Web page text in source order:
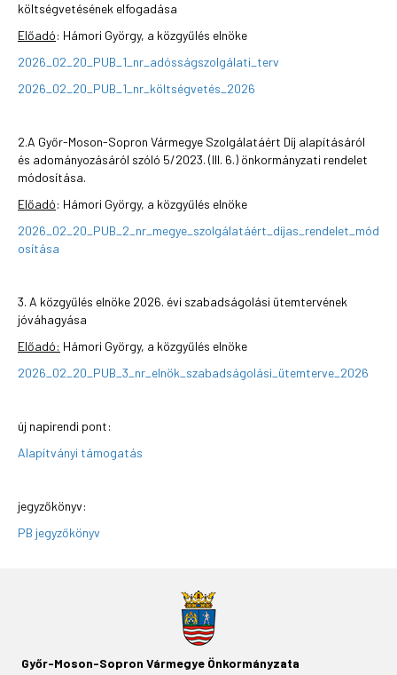
költségvetésének elfogadása
Előadó: Hámori György, a közgyűlés elnöke
2026_02_20_PUB_1_nr_adósságszolgálati_terv
2026_02_20_PUB_1_nr_költségvetés_2026
2.A Győr-Moson-Sopron Vármegye Szolgálatáért Díj alapításáról
és adományozásáról szóló 5/2023. (III. 6.) önkormányzati rendelet
módosítása.
Előadó: Hámori György, a közgyűlés elnöke
2026_02_20_PUB_2_nr_megye_szolgálatáért_díjas_rendelet_mód
osítása
3. A közgyűlés elnöke 2026. évi szabadságolási ütemtervének
jóváhagyása
Előadó: Hámori György, a közgyűlés elnöke
2026_02_20_PUB_3_nr_elnök_szabadságolási_ütemterve_2026
új napirendi pont:
Alapítványi támogatás
jegyzőkönyv:
PB jegyzőkönyv
Győr-Moson-Sopron Vármegye Önkormányzata